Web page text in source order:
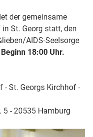
der gemeinsame
St. Georg statt, den
AIDS-Seelsorge
Beginn 18:00 Uhr.
- St. Georgs Kirchhof -
5 - 20535 Hamburg